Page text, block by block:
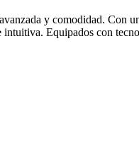
y comodidad. Con
Equipados con